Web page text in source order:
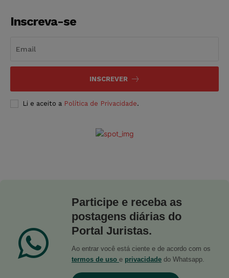
Inscreva-se
INSCREVER
Li e aceito a Política de Privacidade.
Participe e receba as
postagens diárias do
Portal Juristas.
Ao entrar você está ciente e de acordo com os
termos de uso e privacidade do Whatsapp.